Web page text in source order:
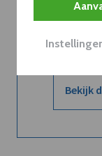
dVO
Bekijk